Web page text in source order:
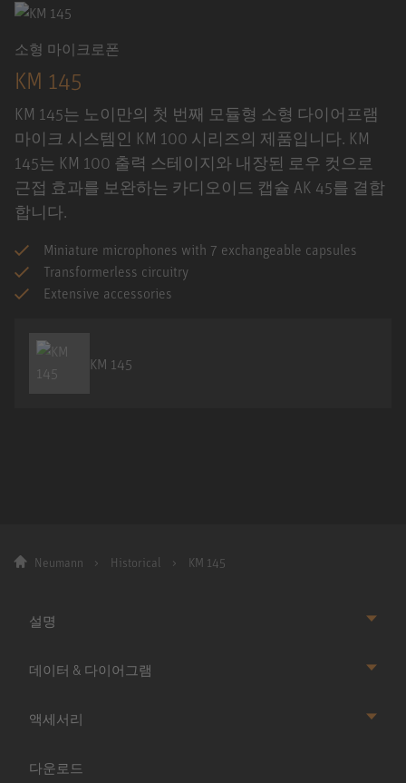
소형 마이크로폰
KM 145
KM 145는 노이만의 첫 번째 모듈형 소형 다이어프램
마이크 시스템인 KM 100 시리즈의 제품입니다. KM
145는 KM 100 출력 스테이지와 내장된 로우 컷으로
근접 효과를 보완하는 카디오이드 캡슐 AK 45를 결합
합니다.
Miniature microphones with 7 exchangeable capsules
Transformerless circuitry
Extensive accessories
KM 145
Neumann Historical KM 145
설명
데이터 & 다이어그램
액세서리
다운로드